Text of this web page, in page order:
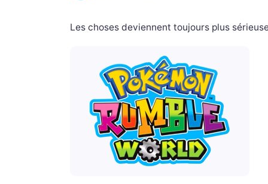
Les choses deviennent toujours plus